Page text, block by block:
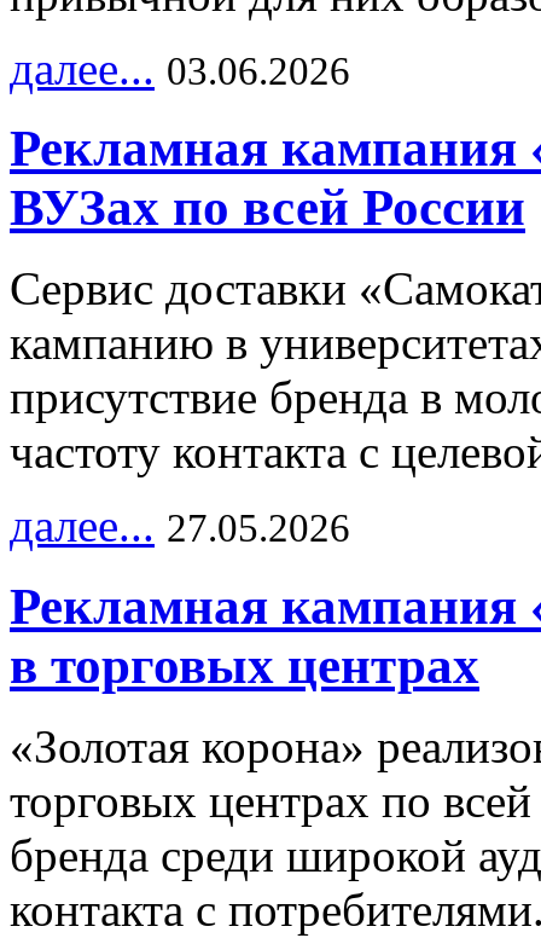
далее... 03.06.2026
Рекламная кампания
ВУЗах по всей России
Сервис доставки
кампанию в
присутствие бренда в
частоту контакта с
далее... 27.05.2026
Рекламная кампания
в торговых центрах
«Золотая корона»
торговых центрах по
бренда среди широкой
контакта с